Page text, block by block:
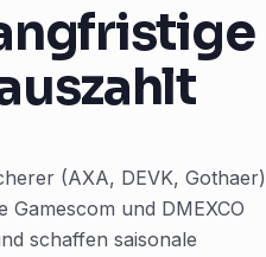
(AXA, DEVK,
und DMEXCO
schaffen saisonale